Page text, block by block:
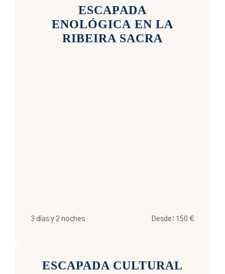
ESCAPADA
ENOLÓGICA EN LA
RIBEIRA SACRA
3 días y 2 noches Desde: 150 €
ESCAPADA CULTURAL